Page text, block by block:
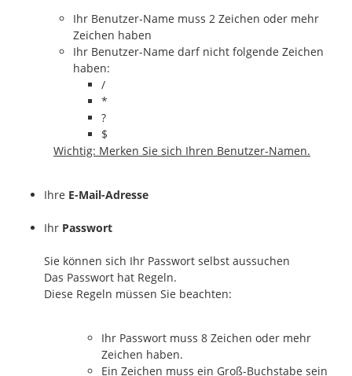
Ihr Benutzer-Name muss 2 Zeichen oder mehr
Zeichen haben
Ihr Benutzer-Name darf nicht folgende Zeichen
haben:
/
*
?
$
Wichtig: Merken Sie sich Ihren Benutzer-Namen.
Ihre E-Mail-Adresse
Ihr Passwort
Sie können sich Ihr Passwort selbst aussuchen
Das Passwort hat Regeln.
Diese Regeln müssen Sie beachten:
Ihr Passwort muss 8 Zeichen oder mehr
Zeichen haben.
Ein Zeichen muss ein Groß-Buchstabe sein